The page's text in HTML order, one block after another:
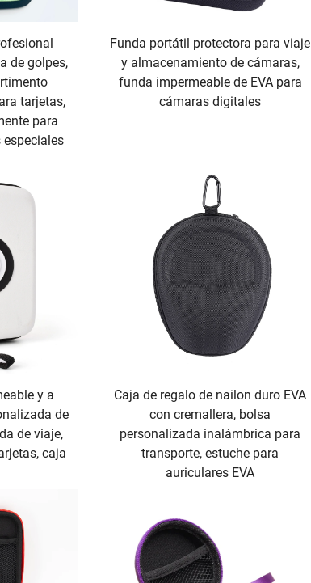
de golpes,
tarjetas,
para
Funda portátil protectora para viaje
y almacenamiento de cámaras,
funda impermeable de EVA para
cámaras digitales
y a
de
de viaje,
caja
Caja de regalo de nailon duro EVA
con cremallera, bolsa
personalizada inalámbrica para
transporte, estuche para
auriculares EVA